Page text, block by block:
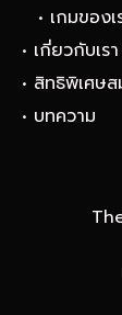
• เกมของเ
• เกี่ยวกับเรา
• สิทธิพิเศษ
• บทความ